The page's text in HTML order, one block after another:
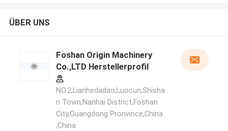
ÜBER UNS
Foshan Origin Machinery
Co.,LTD Herstellerprofil
NO.2,Lianhedadao,Luocun,Shisha
n Town,Nanhai District,Foshan
City,Guangdong Pronvince,China
,China